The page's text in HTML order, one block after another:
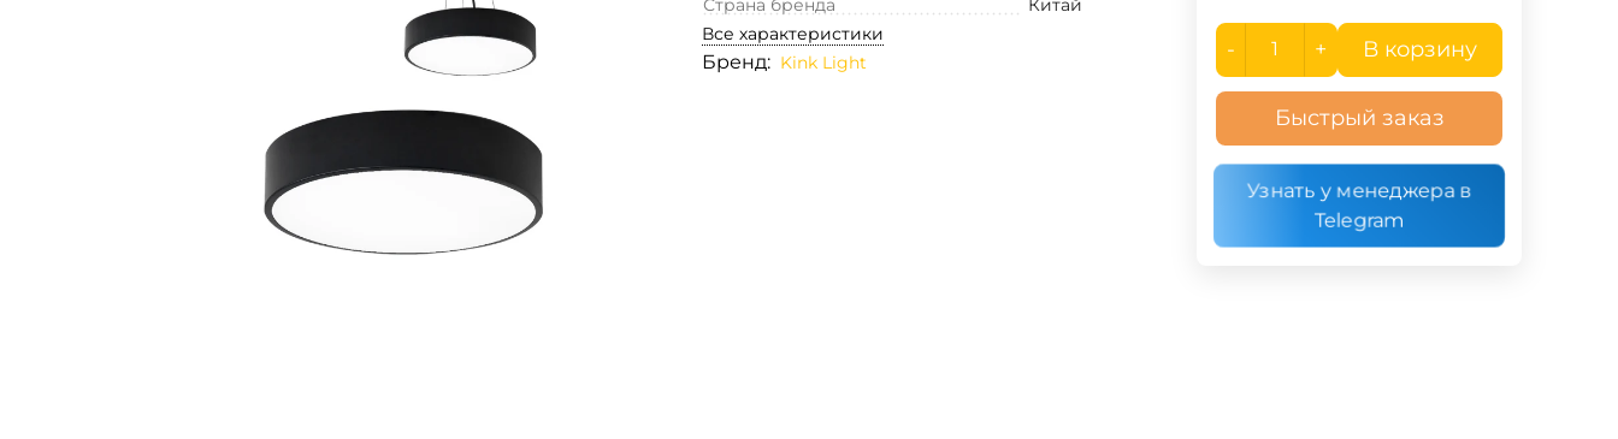
Страна бренда
Китай
Все характеристики
Бренд: Kink Light - + В корзину
Быстрый заказ
Узнать у менеджера в
Telegram